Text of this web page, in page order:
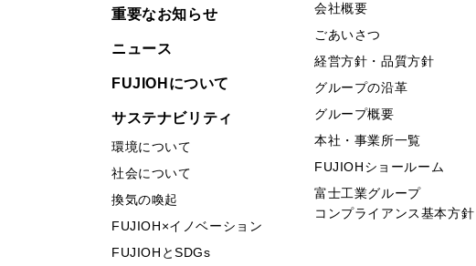
重要なお知らせ
ニュース
FUJIOHについて
サステナビリティ
環境について
社会について
換気の喚起
FUJIOH×イノベーション
FUJIOHとSDGs
会社概要
ごあいさつ
経営方針・品質方針
グループの沿革
グループ概要
本社・事業所一覧
FUJIOHショールーム
富士工業グループ
コンプライアンス基本方針